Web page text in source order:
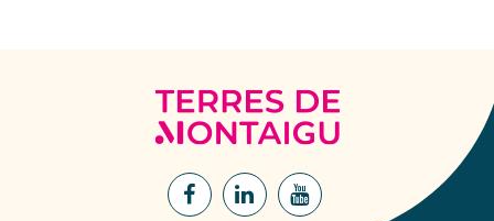
Terres
de
Lien
Lien
Lien